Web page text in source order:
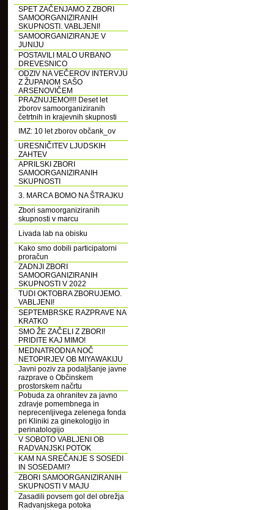
SPET ZAČENJAMO Z ZBORI
SAMOORGANIZIRANIH
SKUPNOSTI. VABLJENI!
SAMOORGANIZIRANJE V
JUNIJU
POSTAVILI MALO URBANO
DREVESNICO
ODZIV NA VEČEROV INTERVJU
Z ŽUPANOM SAŠO
ARSENOVIČEM
PRAZNUJEMO!!!! Deset let
zborov samoorganiziranih
četrtnih in krajevnih skupnosti
IMZ: 10 let zborov občank_ov
URESNIČITEV LJUDSKIH
ZAHTEV
APRILSKI ZBORI
SAMOORGANIZIRANIH
SKUPNOSTI
3. MARCA BOMO NA ŠTRAJKU
Zbori samoorganiziranih
skupnosti v marcu
Livada lab na obisku
Kako smo dobili participatorni
proračun
ZADNJI ZBORI
SAMOORGANIZIRANIH
SKUPNOSTI V 2022
TUDI OKTOBRA ZBORUJEMO.
VABLJENI!
SEPTEMBRSKE RAZPRAVE NA
KRATKO
SMO ŽE ZAČELI Z ZBORI!
PRIDITE KAJ MIMO!
MEDNATRODNA NOČ
NETOPIRJEV OB MIYAWAKIJU
Javni poziv za podaljšanje javne
razprave o Občinskem
prostorskem načrtu
Pobuda za ohranitev za javno
zdravje pomembnega in
neprecenljivega zelenega fonda
pri Kliniki za ginekologijo in
perinatologijo
V SOBOTO VABLJENI OB
RADVANJSKI POTOK
KAM NA SREČANJE S SOSEDI
IN SOSEDAMI?
ZBORI SAMOORGANIZIRANIH
SKUPNOSTI V MAJU
Zasadili povsem gol del obrežja
Radvanjskega potoka